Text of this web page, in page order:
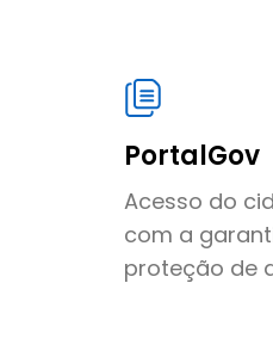
PortalGov
Acesso do
com a
proteção de